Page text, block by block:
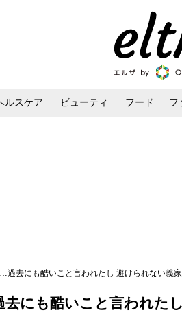
ルスケア ビューティ フード フ
過去にも酷いこと言われたし 避けられない義
にも酷いこと言われた